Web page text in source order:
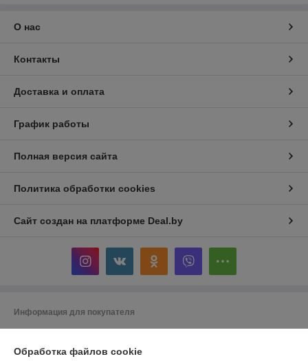
О нас
Контакты
Доставка и оплата
График работы
Полная версия сайта
Политика обработки cookies
Сайт создан на платформе Deal.by
Информация для покупателя
Обработка файлов cookie